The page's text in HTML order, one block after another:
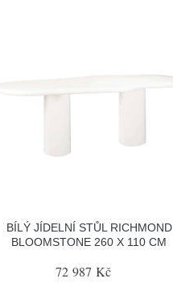
BÍLÝ JÍDELNÍ STŮL RICHMOND
BLOOMSTONE 260 X 110 CM
72 987 Kč